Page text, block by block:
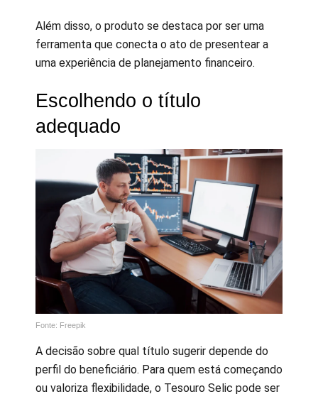
Além disso, o produto se destaca por ser uma
ferramenta que conecta o ato de presentear a
uma experiência de planejamento financeiro.
Escolhendo o título
adequado
Fonte: Freepik
A decisão sobre qual título sugerir depende do
perfil do beneficiário. Para quem está começando
ou valoriza flexibilidade, o Tesouro Selic pode ser